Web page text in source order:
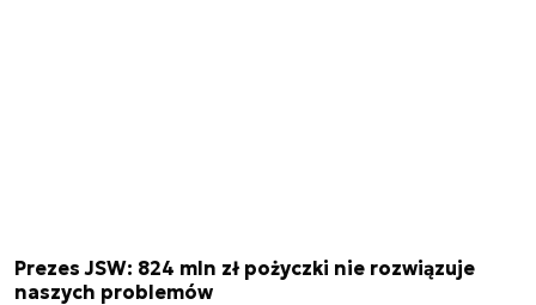
Prezes JSW: 824 mln zł pożyczki nie rozwiązuje
naszych problemów